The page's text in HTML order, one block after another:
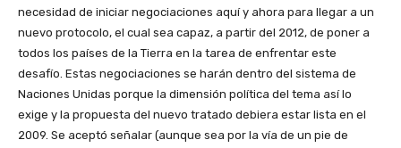
necesidad de iniciar negociaciones aquí y ahora para llegar a un
nuevo protocolo, el cual sea capaz, a partir del 2012, de poner a
todos los países de la Tierra en la tarea de enfrentar este
desafío. Estas negociaciones se harán dentro del sistema de
Naciones Unidas porque la dimensión política del tema así lo
exige y la propuesta del nuevo tratado debiera estar lista en el
2009. Se aceptó señalar (aunque sea por la vía de un pie de